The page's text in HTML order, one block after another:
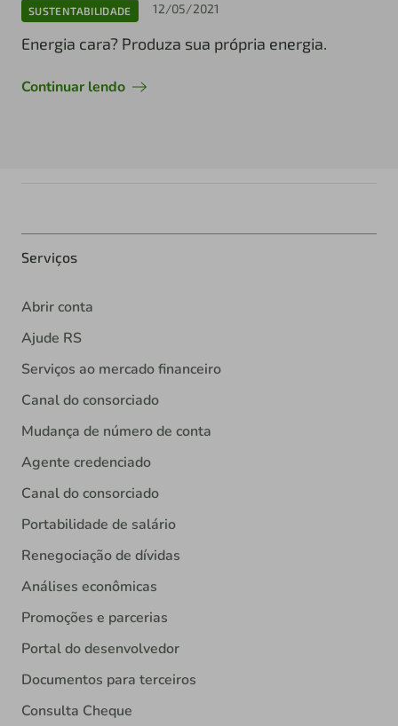
SUSTENTABILIDADE 12/05/2021
Energia cara? Produza sua própria energia.
Continuar lendo
Serviços
Abrir conta
Ajude RS
Serviços ao mercado financeiro
Canal do consorciado
Mudança de número de conta
Agente credenciado
Canal do consorciado
Portabilidade de salário
Renegociação de dívidas
Análises econômicas
Promoções e parcerias
Portal do desenvolvedor
Documentos para terceiros
Consulta Cheque